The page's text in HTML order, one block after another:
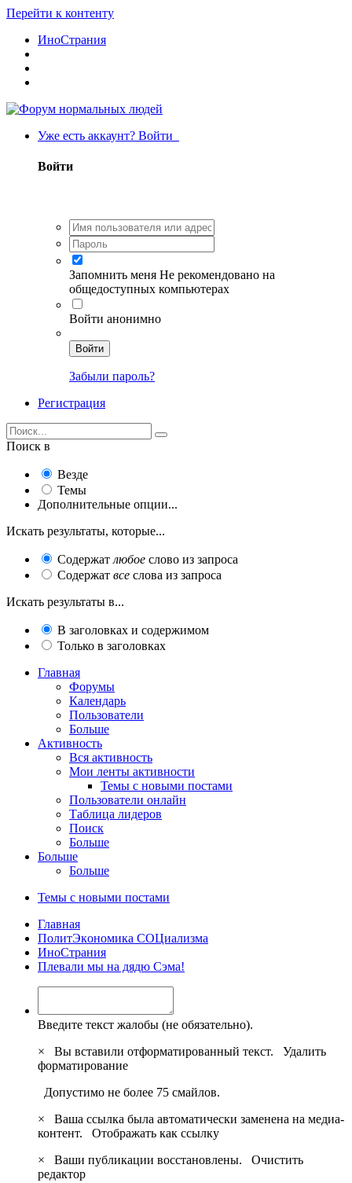
Перейти к контенту
ИноСтрания
Уже есть аккаунт? Войти
Войти
Запомнить меня Не рекомендовано на
общедоступных компьютерах
Войти анонимно
Войти
Забыли пароль?
Регистрация
Поиск в
Везде
Темы
Дополнительные опции...
Искать результаты, которые...
Содержат любое слово из запроса
Содержат все слова из запроса
Искать результаты в...
В заголовках и содержимом
Только в заголовках
Главная
Форумы
Календарь
Пользователи
Больше
Активность
Вся активность
Мои ленты активности
Темы с новыми постами
Пользователи онлайн
Таблица лидеров
Поиск
Больше
Больше
Больше
Темы с новыми постами
Главная
ПoлитЭкoнoмика СOЦиализма
ИноСтрания
Плевали мы на дядю Сэма!
Введите текст жалобы (не обязательно).
×
Вы вставили отформатированный текст. Удалить
форматирование
Допустимо не более 75 смайлов.
×
Ваша ссылка была автоматически заменена на медиа-
контент. Отображать как ссылку
×
Ваши публикации восстановлены. Очистить
редактор